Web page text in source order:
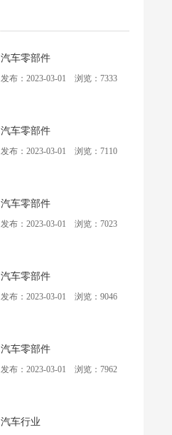
汽车零部件
发布：2023-03-01 浏览：7333
汽车零部件
发布：2023-03-01 浏览：7110
汽车零部件
发布：2023-03-01 浏览：7023
汽车零部件
发布：2023-03-01 浏览：9046
汽车零部件
发布：2023-03-01 浏览：7962
汽车行业